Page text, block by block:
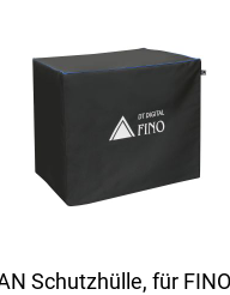
Schutzhülle, für